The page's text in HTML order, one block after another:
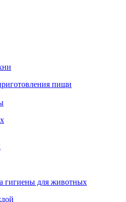
пищи
гигиены для животных